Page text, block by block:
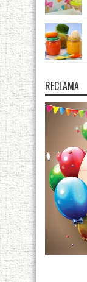
RECLAMA